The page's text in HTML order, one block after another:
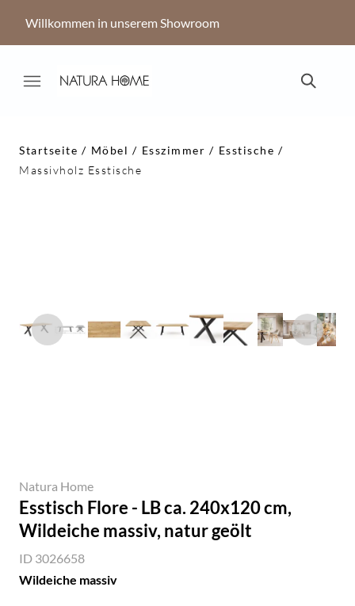
Willkommen in unserem Showroom
Startseite Möbel Esszimmer
Esstische
Massivholz Esstische
Natura Home
Esstisch Flore - LB ca. 240x120 cm,
Wildeiche massiv, natur geölt
ID 3026658
Wildeiche massiv